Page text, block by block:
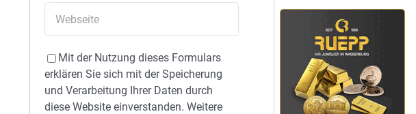
Mit der Nutzung dieses Formulars
erklären Sie sich mit der Speicherung
und Verarbeitung Ihrer Daten durch
diese Website einverstanden. Weitere